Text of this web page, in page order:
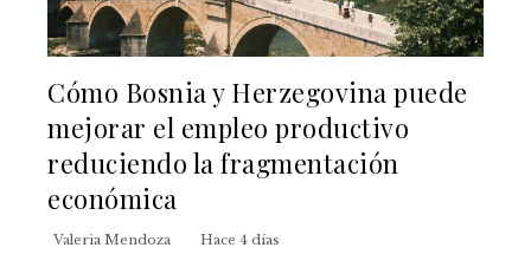
Cómo Bosnia y Herzegovina puede
mejorar el empleo productivo
reduciendo la fragmentación
económica
Valeria Mendoza Hace 4 días